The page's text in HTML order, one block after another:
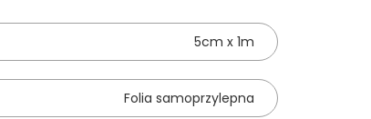
5cm x 1m
Folia samoprzylepna